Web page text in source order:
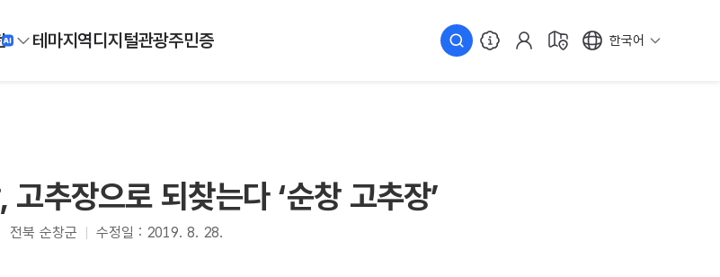
테마지역디지털관광주민증 한국어
추장으로 되찾는다 ‘순창 고추장’
전북 순창군 수정일 : 2019. 8. 28.